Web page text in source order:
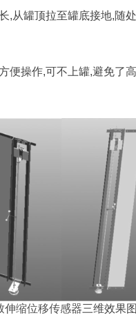
罐顶拉至罐底接地,随
操作,可不上罐,避免了
伸缩位移传感器三维效果图